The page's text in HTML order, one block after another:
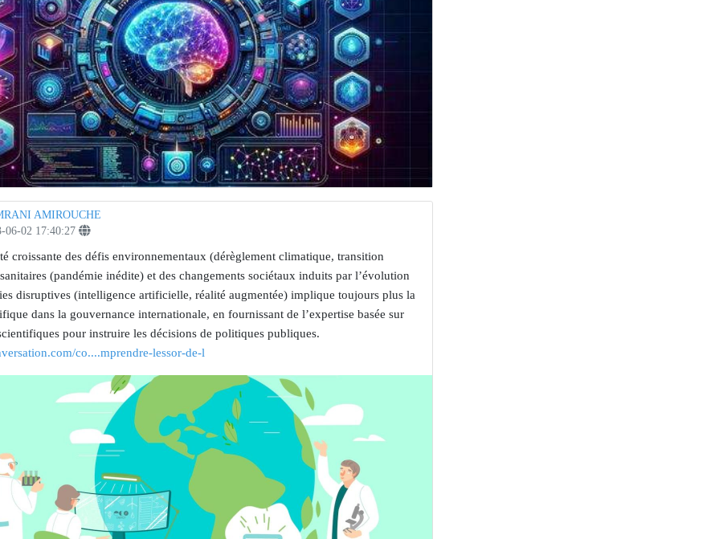
AMIROUCHE
06-02 17:40:27
croissante des défis environnementaux (dérèglement climatique, transition
(pandémie inédite) et des changements sociétaux induits par l’évolution
disruptives (intelligence artificielle, réalité augmentée) implique toujours plus la
dans la gouvernance internationale, en fournissant de l’expertise basée sur
pour instruire les décisions de politiques publiques.
co....mprendre-lessor-de-l